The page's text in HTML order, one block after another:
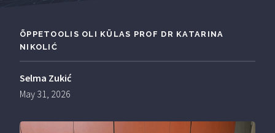
ÕPPETOOLIS OLI KÜLAS PROF DR KATARINA
NIKOLIĆ
Selma Zukić
May 31, 2026